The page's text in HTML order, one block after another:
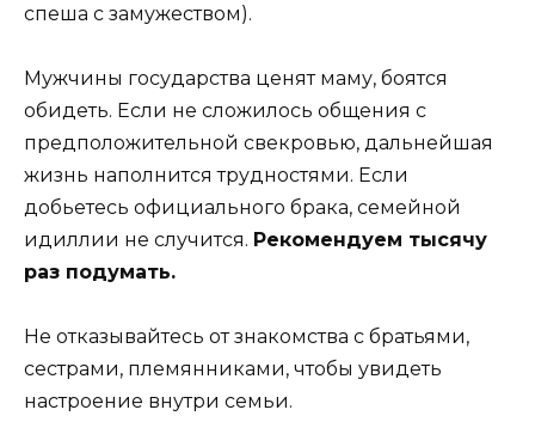
спеша с замужеством).
Мужчины государства ценят маму, боятся
обидеть. Если не сложилось общения с
предположительной свекровью, дальнейшая
жизнь наполнится трудностями. Если
добьетесь официального брака, семейной
идиллии не случится. Рекомендуем тысячу
раз подумать.
Не отказывайтесь от знакомства с братьями,
сестрами, племянниками, чтобы увидеть
настроение внутри семьи.